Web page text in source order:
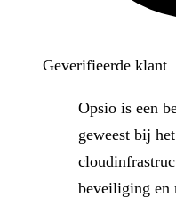
Geverifieerde klant
Opsio is een
geweest bij
beveiliging en